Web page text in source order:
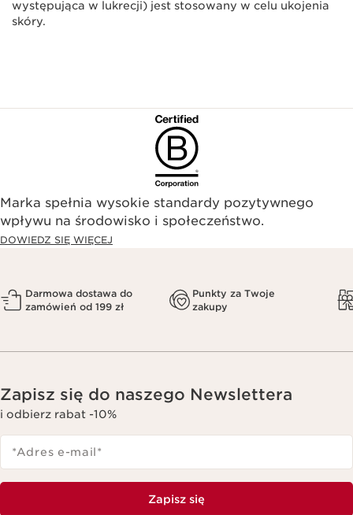
występująca w lukrecji) jest stosowany w celu ukojenia
skóry.
Marka spełnia wysokie standardy pozytywnego
wpływu na środowisko i społeczeństwo.​
DOWIEDZ SIĘ WIĘCEJ
Darmowa dostawa do
zamówień od 199 zł
Punkty za Twoje
zakupy
Zapisz się do naszego Newslettera
i odbierz rabat -10%
*Adres e-mail*
Zapisz się